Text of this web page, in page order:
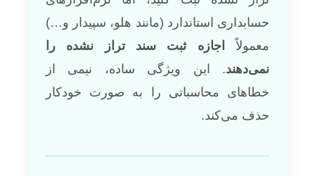
حسابداری استاندارد (مانند هلو، سپیدار و…)
معمولاً
اجازه ثبت سند تراز نشده را
نمی‌دهند. این ویژگی ساده، نیمی از
خطاهای محاسباتی را به صورت خودکار
حذف می‌کند.